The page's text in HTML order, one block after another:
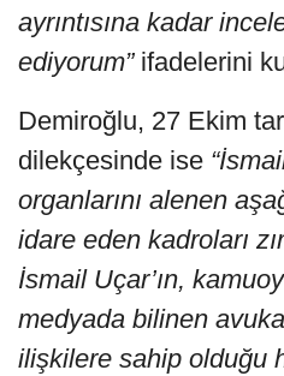
ayrıntısına kadar
ediyorum” ifadelerini
Demiroğlu, 27 Ekim
dilekçesinde ise
organlarını alenen
idare eden kadroları
İsmail Uçar’ın,
medyada bilinen
ilişkilere sahip olduğu